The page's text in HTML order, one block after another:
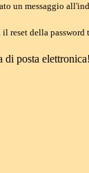
un messaggio
reset della password
di posta elettronica!